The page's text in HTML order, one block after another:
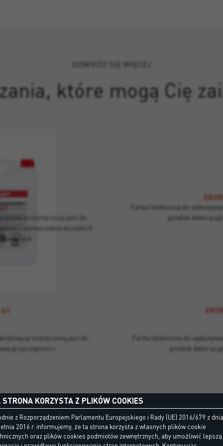
DOWIEDZ SIĘ WIĘCEJ
które mogą Cię
przeznaczony jest do
przyczepności…
przeznaczony jest do
i wzmacniania wszelkich
Farba lateksowa do
powłok
Farba lateksowa do
powłok
STRONA KORZYSTA Z PLIKÓW COOKIES
z Rozporządzeniem Parlamentu Europejskiego i Rady (UE) 2016/679 z
2016 r. informujemy, że ta strona korzysta z własnych plików cookie
oraz plików cookies podmiotów zewnętrznych, aby umożliwić lepszą